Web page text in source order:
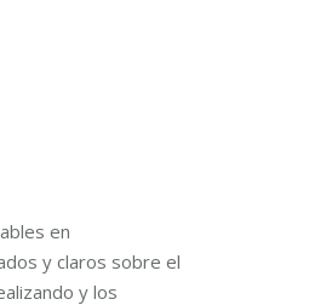
en
y claros sobre el
y los